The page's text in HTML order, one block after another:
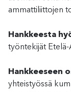
ammattiliittojen
Hankkeesta
työntekijät Etelä-
Hankkeeseen
yhteistyössä